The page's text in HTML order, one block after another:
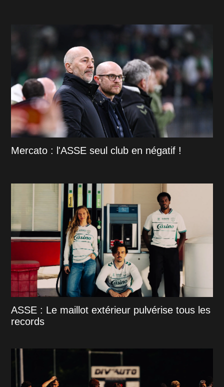
Mercato : l'ASSE seul club en négatif !
ASSE : Le maillot extérieur pulvérise tous les
records